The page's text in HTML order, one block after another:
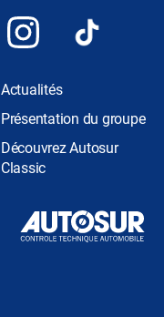
Actualités
Présentation du groupe
Découvrez Autosur
Classic